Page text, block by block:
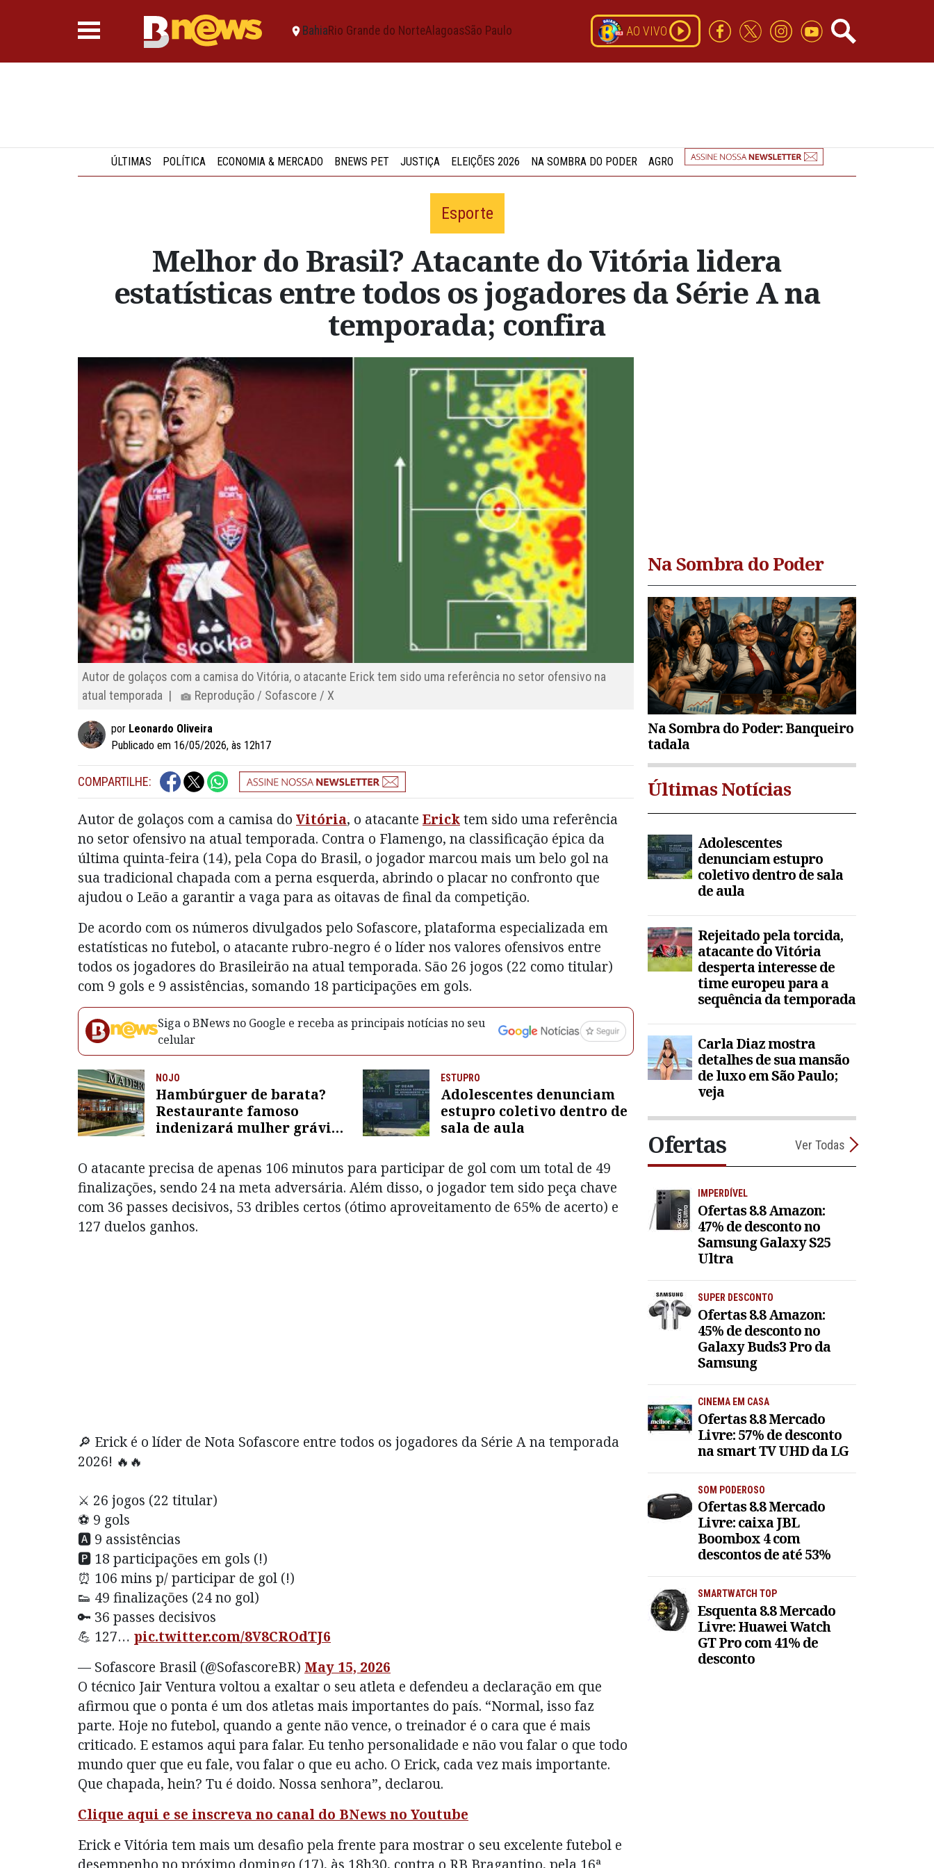
BahiaRio Grande do NorteAlagoasSão Paulo AO VIVO
ÚLTIMAS POLÍTICA ECONOMIA & MERCADO BNEWS PET JUSTIÇA ELEIÇÕES 2026 NA SOMBRA DO PODER AGRO
Esporte
Melhor do Brasil? Atacante do Vitória lidera
estatísticas entre todos os jogadores da Série A na
temporada; confira
Autor de golaços com a camisa do Vitória, o atacante Erick tem sido uma referência no setor ofensivo na
atual temporada |
Reprodução / Sofascore / X
por Leonardo Oliveira
Publicado em 16/05/2026, às 12h17
COMPARTILHE:
Autor de golaços com a camisa do Vitória, o atacante Ericktem sido uma referência
no setor ofensivo na atual temporada. Contra o Flamengo, na classificação épica da
última quinta-feira (14), pela Copa do Brasil, o jogador marcou mais um belo gol na
sua tradicional chapada com a perna esquerda, abrindo o placar no confronto que
ajudou o Leão a garantir a vaga para as oitavas de final da competição.
De acordo com os números divulgados pelo Sofascore, plataforma especializada em
estatísticas no futebol, o atacante rubro-negro é o líder nos valores ofensivos entre
todos os jogadores do Brasileirão na atual temporada. São 26 jogos (22 como titular)
com 9 gols e 9 assistências, somando 18 participações em gols.
Siga o BNews no Google e receba as principais notícias no seu
celular
NOJO
Hambúrguer de barata?
Restaurante famoso
indenizará mulher grávida
inseto
ESTUPRO
Adolescentes denunciam
estupro coletivo dentro de
sala de aula
O atacante precisa de apenas 106 minutos para participar de gol com um total de 49
finalizações, sendo 24 na meta adversária. Além disso, o jogador tem sido peça chave
com 36 passes decisivos, 53 dribles certos (ótimo aproveitamento de 65% de acerto) e
127 duelos ganhos.
🔎 Erick é o líder de Nota Sofascore entre todos os jogadores da Série A na temporada
2026! 🔥🔥
⚔️ 26 jogos (22 titular)
⚽ 9 gols
🅰️ 9 assistências
🅿️ 18 participações em gols (!)
⏰ 106 mins p/ participar de gol (!)
👟 49 finalizações (24 no gol)
🔑 36 passes decisivos
💪 127… pic.twitter.com/8V8CROdTJ6
— Sofascore Brasil (@SofascoreBR) May 15, 2026
O técnico Jair Ventura voltou a exaltar o seu atleta e defendeu a declaração em que
afirmou que o ponta é um dos atletas mais importantes do país. “Normal, isso faz
parte. Hoje no futebol, quando a gente não vence, o treinador é o cara que é mais
criticado. E estamos aqui para falar. Eu tenho personalidade e não vou falar o que todo
mundo quer que eu fale, vou falar o que eu acho. O Erick, cada vez mais importante.
Que chapada, hein? Tu é doido. Nossa senhora”, declarou.
Clique aqui e se inscreva no canal do BNews no Youtube
Erick e Vitória tem mais um desafio pela frente para mostrar o seu excelente futebol e
desempenho no próximo domingo (17), às 18h30, contra o RB Bragantino, pela 16ª
Na Sombra do Poder
Na Sombra do Poder: Banqueiro
tadala
Últimas Notícias
Adolescentes
denunciam estupro
coletivo dentro de sala
de aula
Rejeitado pela torcida,
atacante do Vitória
desperta interesse de
time europeu para a
sequência da temporada
Carla Diaz mostra
detalhes de sua mansão
de luxo em São Paulo;
veja
Ofertas Ver Todas
IMPERDÍVEL
Ofertas 8.8 Amazon:
47% de desconto no
Samsung Galaxy S25
Ultra
SUPER DESCONTO
Ofertas 8.8 Amazon:
45% de desconto no
Galaxy Buds3 Pro da
Samsung
CINEMA EM CASA
Ofertas 8.8 Mercado
Livre: 57% de desconto
na smart TV UHD da LG
SOM PODEROSO
Ofertas 8.8 Mercado
Livre: caixa JBL
Boombox 4 com
descontos de até 53%
SMARTWATCH TOP
Esquenta 8.8 Mercado
Livre: Huawei Watch
GT Pro com 41% de
desconto